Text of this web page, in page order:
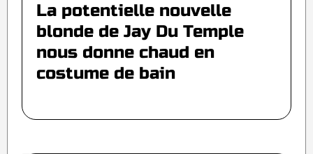
La potentielle nouvelle
blonde de Jay Du Temple
nous donne chaud en
costume de bain